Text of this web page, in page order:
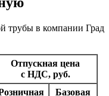
трубы в компании Град
Отпускная цена
с НДС, руб.
Базовая